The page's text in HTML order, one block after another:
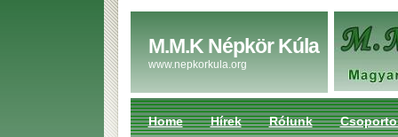
M.M.K Népkör Kúla
www.nepkorkula.org
Home Hírek Rólunk